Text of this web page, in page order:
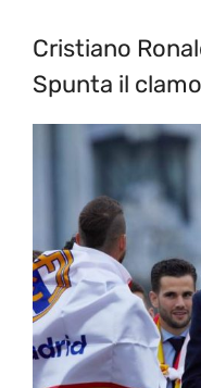
Cristiano
Spunta il